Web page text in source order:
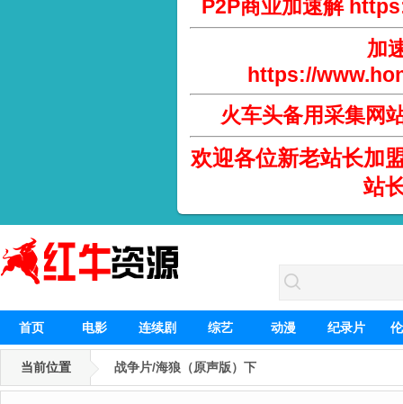
P2P商业加速解
加
https://
火车头备用采集网
欢迎各位新老站长加
站
首页 电影 连续剧 综艺 动漫 纪录片
当前位置 战争片/海狼（原声版）下